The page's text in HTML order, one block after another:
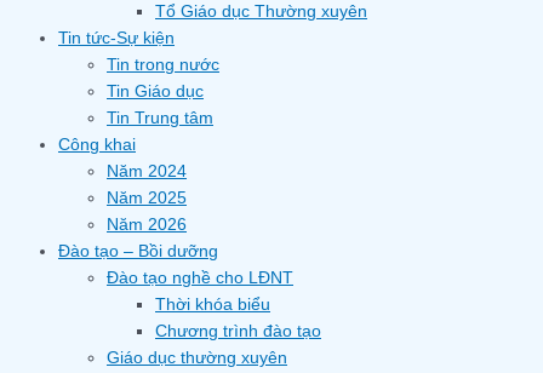
Tổ Giáo dục Thường xuyên
Tin tức-Sự kiện
Tin trong nước
Tin Giáo dục
Tin Trung tâm
Công khai
Năm 2024
Năm 2025
Năm 2026
Đào tạo – Bồi dưỡng
Đào tạo nghề cho LĐNT
Thời khóa biểu
Chương trình đào tạo
Giáo dục thường xuyên